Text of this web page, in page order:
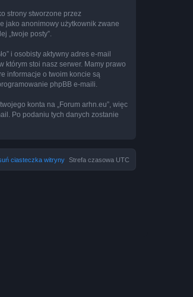
strony stworzone przez
jako anonimowy użytkownik zwane
„twoje posty”.
i osobisty aktywny adres e-mail
którym stoi nasz serwer. Mamy prawo
informacje o twoim koncie są
phpBB e-maili.
konta na „Forum arhn.eu”, więc
Po podaniu tych danych zostanie
Strefa czasowa UTC
ciasteczka witryny